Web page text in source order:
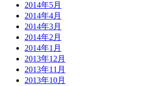
2014年5月
2014年4月
2014年3月
2014年2月
2014年1月
2013年12月
2013年11月
2013年10月